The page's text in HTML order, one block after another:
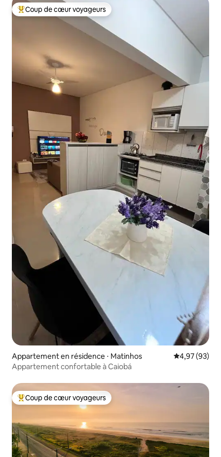
Coups de cœur voyageurs les plus appréciés
Coup de cœur voyageurs
Appartement en résidence ⋅ Matinhos Évaluation
4,97 (93)
Appartement confortable à Caiobá
Coups de cœur voyageurs les plus appréciés
Coup de cœur voyageurs